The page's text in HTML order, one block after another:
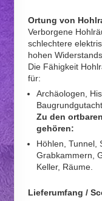
Ortung von
Verborgene
schlechtere
hohen
Die Fähigkeit
für:
Archäologen,
Zu den
gehören:
Höhlen, Tunnel,
Grabkammern,
Keller, Räume.
Lieferumfang /